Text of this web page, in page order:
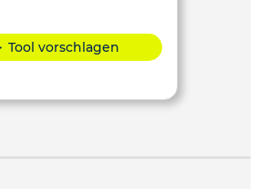
Tool vorschlagen